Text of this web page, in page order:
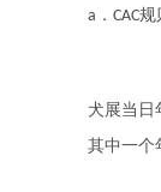
a ． CAC规
犬展当日
其中一个